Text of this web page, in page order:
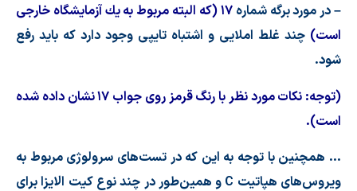
– در مورد برگه شماره
۱۷ (كه البته مربوط به یك آزمایشگاه خارجی
است) چند غلط املایی و اشتباه تایپی وجود دارد كه باید رفع
شود.
(توجه: نكات مورد نظر با رنگ قرمز روی جواب ۱۷ نشان داده شده
است).
… همچنین با توجه به این كه در تستهای سرولوژی مربوط به
ویروسهای هپاتیت C و همینطور در چند نوع كیت الایزا برای